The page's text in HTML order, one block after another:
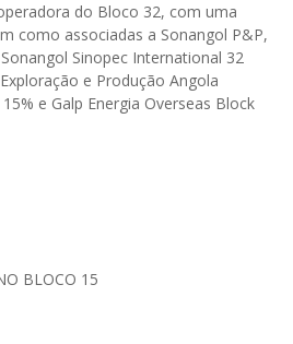
do Bloco 32, com uma
como associadas a Sonangol P&P,
Sinopec International 32
e Produção Angola
e Galp Energia Overseas Block
BLOCO 15